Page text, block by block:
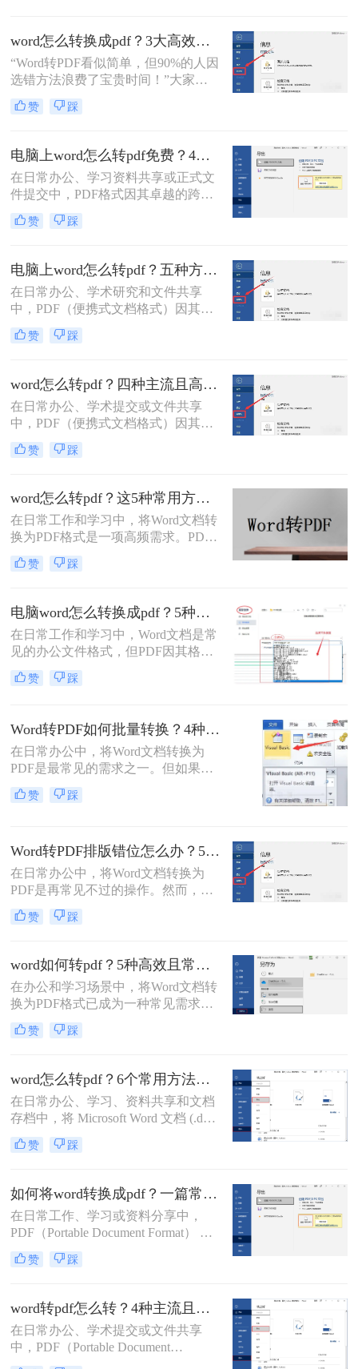
呢？本文将介绍三种高效且易于操作
的Word文档转换成PDF的方法，帮助
读者轻松应对这一需求。
word怎么转换成pdf？3大高效方法详解，职场人必备技能！
“Word转PDF看似简单，但90%的人因
选错方法浪费了宝贵时间！”大家
好，我是小编——一位深耕电脑办公
软件测评多年的IT博主。在日常工作
后格式错乱，还得手动调整，太折腾
了！”尤其对于职场办公人群和自媒
体创作者而言，Word转PDF的需求高
频且关键：报告提交、合同归档、内
容分发……任何格式失误都可能导致
专业形象受损。
赞 踩
电脑上word怎么转pdf免费？4种高效的方法详解！
在日常办公、学习资料共享或正式文
件提交中，PDF格式因其卓越的跨平
台兼容性、固定的排版格式以及良好
的安全性，几乎成为了标准文件格
档编辑工具，我们经常需要将其编辑
好的文档转换为PDF。
赞 踩
电脑上word怎么转pdf？五种方法详解！
在日常办公、学术研究和文件共享
中，PDF（便携式文档格式）因其跨
平台、格式固定、不易被篡改的特
性，已成为文件分发的标准格式。而
工具，将其内容完美转换为PDF，是
几乎每个人都会遇到的需求。那么电
脑上word怎么转pdf呢？
赞 踩
word怎么转pdf？四种主流且高效全解析！
在日常办公、学术提交或文件共享
中，PDF（便携式文档格式）因其卓
越的跨平台一致性、格式固定性和安
全性，已成为文件分发的首选格式。
辑工具，将其创作的文档转换为PDF
是一项高频且关键的操作。尽管操作
看似简单，但不同的转换方法在效
果、效率和应用场景上却大相径庭。
那么word怎么转pdf呢？
赞 踩
word怎么转pdf？这5种常用方法了解一下！
在日常工作和学习中，将Word文档转
换为PDF格式是一项高频需求。PDF
格式以其格式固定、兼容性强的特
点，成为文件共享和打印的首选。那
Word转PDF的常用方法，帮助您高效
完成转换任务。
赞 踩
电脑word怎么转换成pdf？5种详细方法全解析！
在日常工作和学习中，Word文档是常
见的办公文件格式，但PDF因其格式
固定、兼容性好、安全性高等特点，
成为跨平台共享和打印的首选。那么
为PDF的方法，帮助您根据需求选择
最合适的方案。
赞 踩
Word转PDF如何批量转换？4种高效方法详解！
在日常办公中，将Word文档转换为
PDF是最常见的需求之一。但如果你
手头有几十个甚至上百个Word文件需
要逐一转换，手动操作无疑会消耗大
高效方法，涵盖办公软件自带功能、
专业转换工具、在线服务以及编程脚
本。每个方法都包含完整操作步骤、
实际需求选择最合适的方案。
赞 踩
Word转PDF排版错位怎么办？5种有效方法彻底解决排版错位问题！
在日常办公中，将Word文档转换为
PDF是再常见不过的操作。然而，很
多用户都遇到过这样的困扰：明明在
Word里排版整齐的文档，转成PDF后
偏、页码丢失等问题。尤其是在提交
重要报告、学术论文或投标文件时，
排版错位不仅影响美观，更可能让专
业形象大打折扣。那么word转pdf排版
错位怎么办？本文结合多年办公实战
经验，整理出5种经过验证的有效方
赞 踩
word如何转pdf？5种高效且常用方法详解！
在办公和学习场景中，将Word文档转
换为PDF格式已成为一种常见需求。
PDF格式因其兼容性强、排版稳定、
安全性高等特点，能够有效避免因设
错乱问题。那么word如何转pdf呢？本
文将详细介绍5种高效且常用的Word
转PDF方法，帮助用户根据实际需求
选择最合适的方式。
赞 踩
word怎么转pdf？6个常用方法详解！
在日常办公、学习、资料共享和文档
存档中，将 Microsoft Word 文档 (.doc,
.docx) 转换为 PDF (Portable Document
Format) 格式是一项非常普遍且重要的
强、排版固定、易于打印、文件大小
相对可控以及良好的安全性而广受欢
迎。那么word怎么转pdf呢？本文将详
细介绍几种最常用、最便捷的 Word
转 PDF 方法，帮助你轻松应对各种转
换场景。
赞 踩
如何将word转换成pdf？一篇常用方法详解！
在日常工作、学习或资料分享中，
PDF（Portable Document Format） 因
其格式固定、兼容性强、易于打印和
加密等优点，成为文件传输和存档的
或 .doc） 则是我们编辑文档的主要工
具。将 Word 转换成 PDF 是一项非常
高频且实用的操作。那么如何将word
转换成pdf呢？本文将详细介绍几种主
赞 踩
word转pdf怎么转？4种主流且高效方法详解！
在日常办公、学术提交或文件共享
中，PDF（Portable Document
Format，便携式文档格式）因其卓越